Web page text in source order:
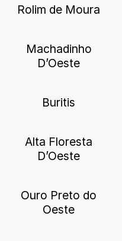
Rolim de Moura
Machadinho
D’Oeste
Buritis
Alta Floresta
D’Oeste
Ouro Preto do
Oeste